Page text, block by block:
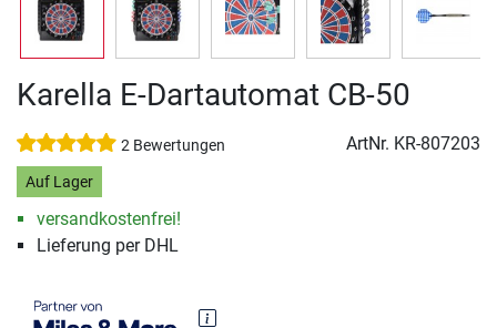
Karella E-Dartautomat CB-50
2 Bewertungen ArtNr. KR-807203
Auf Lager
versandkostenfrei!
Lieferung per DHL